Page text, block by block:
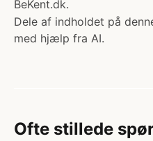
BeKent.dk.
Dele af indholdet på
med hjælp fra AI.
Ofte stillede